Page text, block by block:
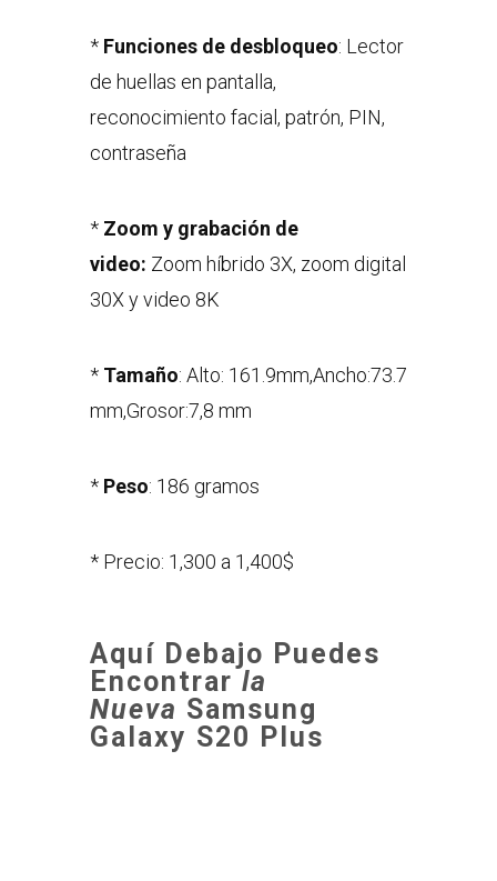
* Funciones de desbloqueo: Lector
de huellas en pantalla,
reconocimiento facial, patrón, PIN,
contraseña
* Zoom y grabación de
video: Zoom híbrido 3X, zoom digital
30X y video 8K
* Tamaño: Alto: 161.9mm,Ancho:73.7
mm,Grosor:7,8 mm
* Peso: 186 gramos
* Precio: 1,300 a 1,400$
Aquí Debajo Puedes
Encontrar la
Nueva Samsung
Galaxy S20 Plus